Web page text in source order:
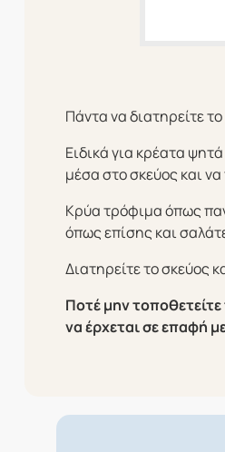
Πάντα να διατηρείτε
Ειδικά για κρέατα
μέσα στο σκεύος και να
Κρύα τρόφιμα όπως
όπως επίσης και
Διατηρείτε το σκεύος
Ποτέ μην
να έρχεται σε επαφή